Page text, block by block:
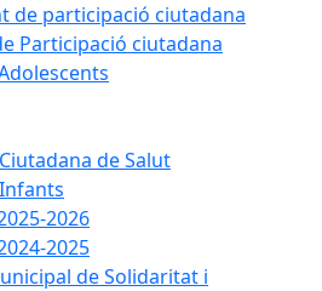
de participació ciutadana
Participació ciutadana
de Salut
2026
2025
de Solidaritat i